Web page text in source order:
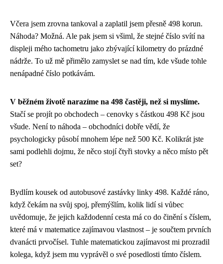
Včera jsem zrovna tankoval a zaplatil jsem přesně 498 korun.
Náhoda? Možná. Ale pak jsem si všiml, že stejné číslo svítí na
displeji mého tachometru jako zbývající kilometry do prázdné
nádrže. To už mě přimělo zamyslet se nad tím, kde všude tohle
nenápadné číslo potkávám.
V běžném životě narazíme na 498 častěji, než si myslíme.
Stačí se projít po obchodech – cenovky s částkou 498 Kč jsou
všude. Není to náhoda – obchodníci dobře vědí, že
psychologicky působí mnohem lépe než 500 Kč. Kolikrát jste
sami podlehli dojmu, že něco stojí čtyři stovky a něco místo pět
set?
Bydlím kousek od autobusové zastávky linky 498. Každé ráno,
když čekám na svůj spoj, přemýšlím, kolik lidí si vůbec
uvědomuje, že jejich každodenní cesta má co do činění s číslem,
které má v matematice zajímavou vlastnost – je součtem prvních
dvanácti prvočísel. Tuhle matematickou zajímavost mi prozradil
kolega, když jsem mu vyprávěl o své posedlosti tímto číslem.